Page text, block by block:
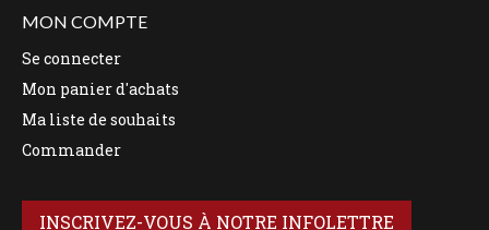
MON COMPTE
Se connecter
Mon panier d'achats
Ma liste de souhaits
Commander
INSCRIVEZ-VOUS À NOTRE INFOLETTRE